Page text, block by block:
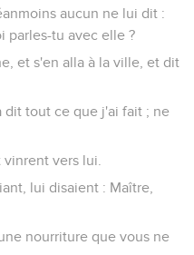
aucun ne lui dit :
parles-tu avec elle ?
et s'en alla à la ville, et dit
dit tout ce que j'ai fait ; ne
vers lui.
lui disaient : Maître,
nourriture que vous ne